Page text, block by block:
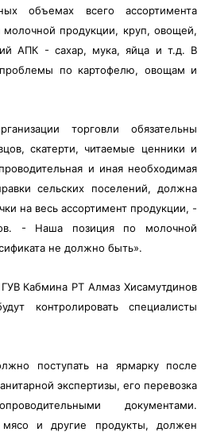
объемах всего ассортимента
продукции, круп, овощей,
АПК - сахар, мука, яйца и т.д. В
по картофелю, овощам и
торговли обязательны
скатерти, читаемые ценники и
и иная необходимая
сельских поселений, должна
на весь ассортимент продукции, -
- Наша позиция по молочной
не должно быть».
Кабмина РТ Алмаз Хисамутдинов
контролировать специалисты
поступать на ярмарку после
экспертизы, его перевозка
документами.
мясо и другие продукты, должен